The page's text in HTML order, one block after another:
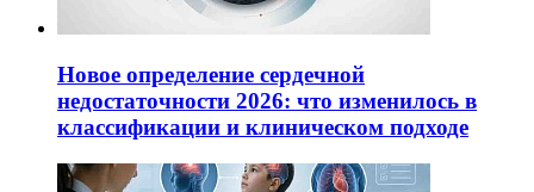
Новое определение сердечной
недостаточности 2026: что изменилось в
классификации и клиническом подходе